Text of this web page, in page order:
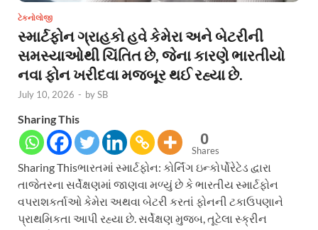
ટેકનોલોજી
સ્માર્ટફોન ગ્રાહકો હવે કેમેરા અને બેટરીની
સમસ્યાઓથી ચિંતિત છે, જેના કારણે ભારતીયો
નવા ફોન ખરીદવા મજબૂર થઈ રહ્યા છે.
July 10, 2026 - bySB
Sharing This
0
Shares
Sharing Thisભારતમાં સ્માર્ટફોન: કોર્નિંગ ઇન્કોર્પોરેટેડ દ્વારા
તાજેતરના સર્વેક્ષણમાં જાણવા મળ્યું છે કે ભારતીય સ્માર્ટફોન
વપરાશકર્તાઓ કેમેરા અથવા બેટરી કરતાં ફોનની ટકાઉપણાને
પ્રાથમિકતા આપી રહ્યા છે. સર્વેક્ષણ મુજબ, તૂટેલા સ્ક્રીન